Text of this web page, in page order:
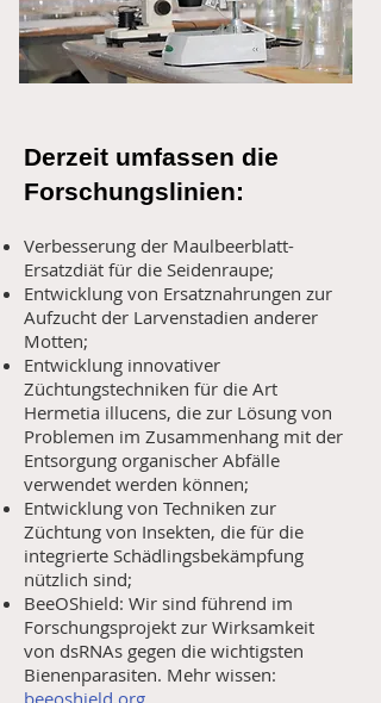
Derzeit umfassen die
Forschungslinien:
Verbesserung der Maulbeerblatt-
Ersatzdiät für die Seidenraupe;
Entwicklung von Ersatznahrungen zur
Aufzucht der Larvenstadien anderer
Motten;
Entwicklung innovativer
Züchtungstechniken für die Art
Hermetia illucens, die zur Lösung von
Problemen im Zusammenhang mit der
Entsorgung organischer Abfälle
verwendet werden können;
Entwicklung von Techniken zur
Züchtung von Insekten, die für die
integrierte Schädlingsbekämpfung
nützlich sind;
BeeOShield: Wir sind führend im
Forschungsprojekt zur Wirksamkeit
von dsRNAs gegen die wichtigsten
Bienenparasiten. Mehr wissen:
beeoshield.org